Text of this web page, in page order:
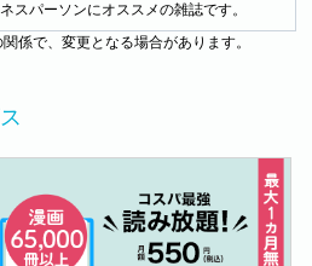
スパーソンにオススメの雑誌です。
係で、変更となる場合があります。